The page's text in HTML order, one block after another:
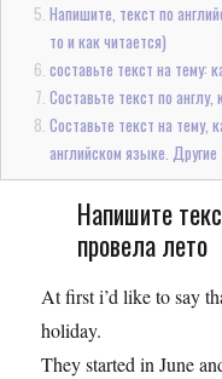
Напишите, текст по
то и как читается)
составьте текст на тему:
Составьте текст по англу,
Составьте текст на тему,
английском языке.
Напишите
провела лето
At first i’d like to say
holiday.
They started in June